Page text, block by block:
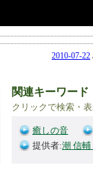
2010-07-22
関連キーワード
クリックで検索・
癒しの音
提供者:潮 信